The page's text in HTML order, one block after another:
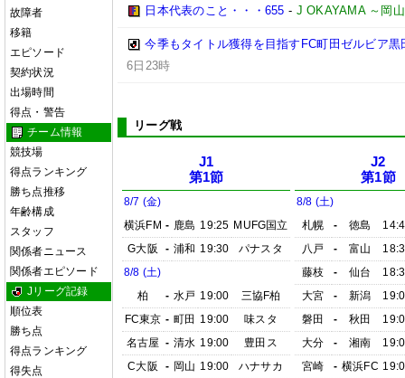
故障者
移籍
エピソード
契約状況
出場時間
得点・警告
チーム情報
競技場
得点ランキング
勝ち点推移
年齢構成
スタッフ
関係者ニュース
関係者エピソード
Jリーグ記録
順位表
勝ち点
得点ランキング
得失点
日本代表のこと・・・655 - J OKAYAMA ～岡
今季もタイトル獲得を目指すFC町田ゼルビア
6日23時
リーグ戦
J1
第1節
8/7 (金)
横浜FM - 鹿島 19:25 MUFG国立
G大阪
- 浦和 19:30
パナスタ
8/8 (土)
柏
- 水戸 19:00
三協F柏
FC東京 - 町田 19:00
味スタ
名古屋 - 清水 19:00
豊田ス
C大阪
- 岡山 19:00
ハナサカ
J2
第1節
8/8 (土)
札幌
- 徳島
八戸
- 富山
藤枝
- 仙台
大宮
- 新潟
磐田
- 秋田
大分
- 湘南
宮崎
- 横浜FC